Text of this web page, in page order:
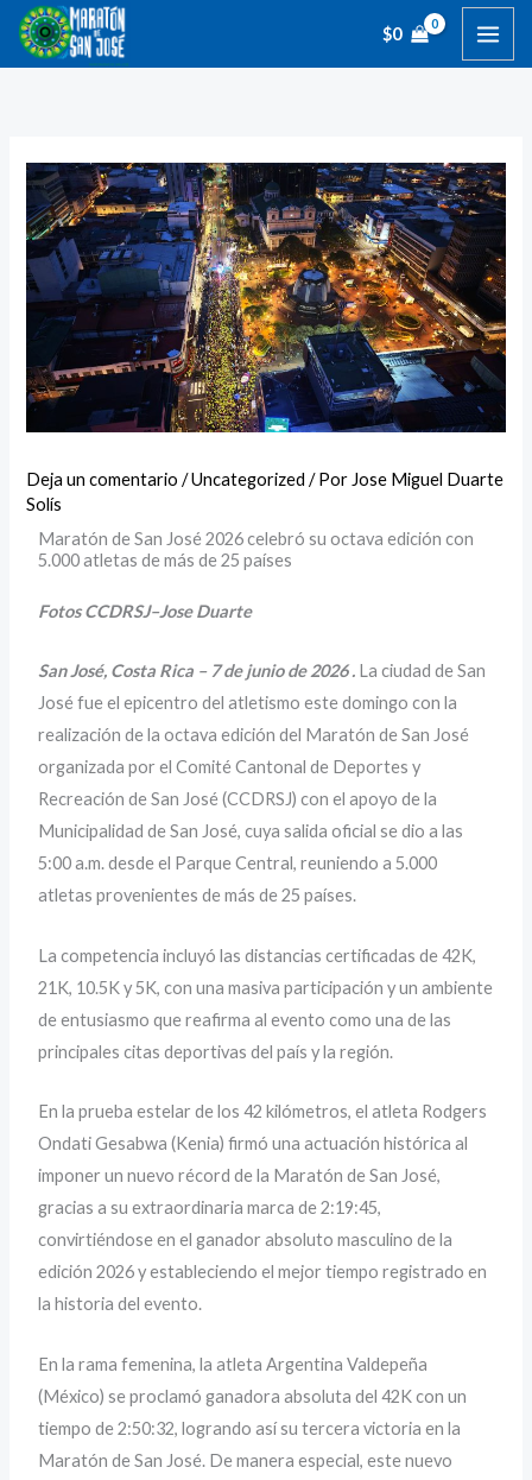
$0
Deja un comentario /Uncategorized / Por Jose Miguel Duarte
Solís
Maratón de San José 2026 celebró su octava edición con
5.000 atletas de más de 25 países
Fotos CCDRSJ–Jose Duarte
San José, Costa Rica – 7 de junio de 2026 . La ciudad de San
José fue el epicentro del atletismo este domingo con la
realización de la octava edición del Maratón de San José
organizada por el Comité Cantonal de Deportes y
Recreación de San José (CCDRSJ) con el apoyo de la
Municipalidad de San José, cuya salida oficial se dio a las
5:00 a.m. desde el Parque Central, reuniendo a 5.000
atletas provenientes de más de 25 países.
La competencia incluyó las distancias certificadas de 42K,
21K, 10.5K y 5K, con una masiva participación y un ambiente
de entusiasmo que reafirma al evento como una de las
principales citas deportivas del país y la región.
En la prueba estelar de los 42 kilómetros, el atleta Rodgers
Ondati Gesabwa (Kenia) firmó una actuación histórica al
imponer un nuevo récord de la Maratón de San José,
gracias a su extraordinaria marca de 2:19:45,
convirtiéndose en el ganador absoluto masculino de la
edición 2026 y estableciendo el mejor tiempo registrado en
la historia del evento.
En la rama femenina, la atleta Argentina Valdepeña
(México) se proclamó ganadora absoluta del 42K con un
tiempo de 2:50:32, logrando así su tercera victoria en la
Maratón de San José. De manera especial, este nuevo